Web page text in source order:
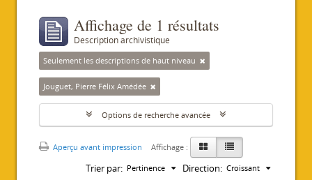
Affichage de 1 résultats
Description archivistique
Seulement les descriptions de haut niveau
Jouguet, Pierre Félix Amédée
Options de recherche avancée
Aperçu avant impression Affichage :
Trier par: Pertinence Direction: Croissant